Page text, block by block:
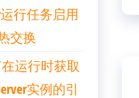
运行任务启用
交换
运行时获取
实例的引